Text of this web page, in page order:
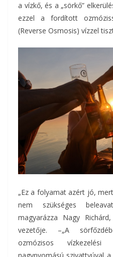
a vízkő, és a „sörkő”
ezzel a fordított
(Reverse Osmosis) vízzel
„Ez a folyamat azért jó,
nem szükséges
magyarázza Nagy
vezetője. –„A
ozmózisos
nagynyomású szivattyúval